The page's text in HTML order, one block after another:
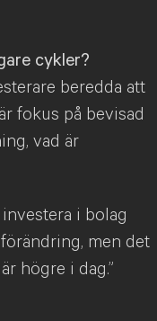
cykler?
beredda att
fokus på bevisad
vad är
i bolag
men det
högre i dag.”